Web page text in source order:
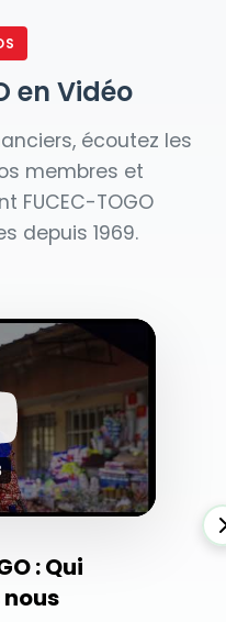
en Vidéo
écoutez les
membres et
FUCEC-TOGO
depuis 1969.
: Qui